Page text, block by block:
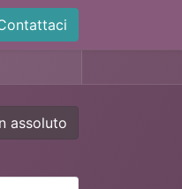
assoluto